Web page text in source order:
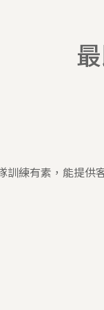
練有素，能提供